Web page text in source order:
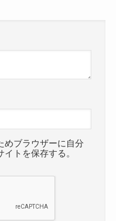
めブラウザーに自分
トを保存する。